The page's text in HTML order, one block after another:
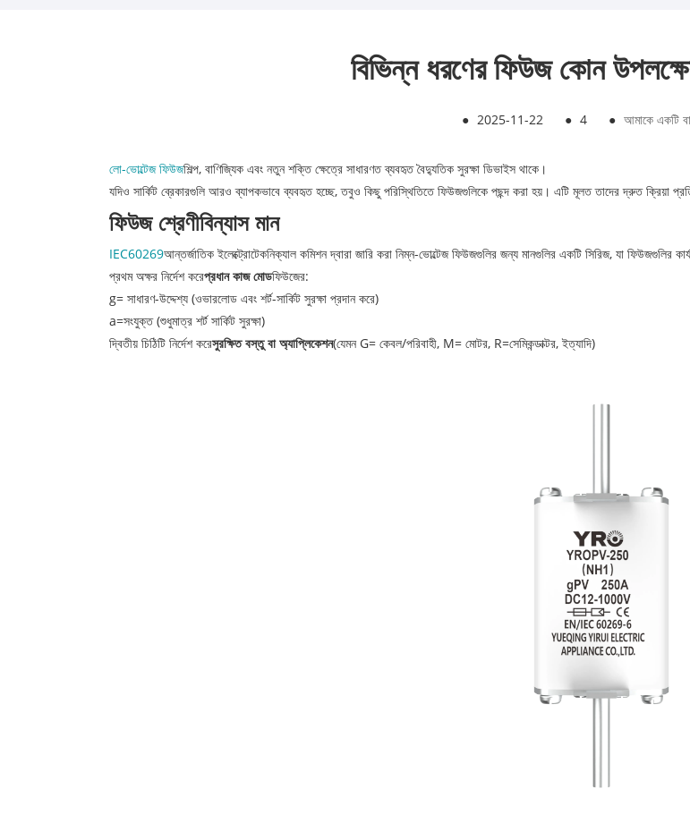
বিভিন্ন ধরণের ফিউজ কোন
● 2025-11-22 ● 4 ● আমাকে একটি
লো-ভোল্টেজ ফিউজশিল্প, বাণিজ্যিক এবং নতুন শক্তি ক্ষেত্রে সাধারণত ব্যবহৃত বৈদ্যুতিক সুরক্ষা ডিভাইস থাকে।
যদিও সার্কিট ব্রেকারগুলি আরও ব্যাপকভাবে ব্যবহৃত হচ্ছে, তবুও কিছু পরিস্থিতিতে ফিউজগুলিকে পছন্দ করা হয়। এটি মূলত তাদের দ্রুত ক্রিয়া
ফিউজ শ্রেণীবিন্যাস মান
IEC60269আন্তর্জাতিক ইলেক্ট্রোটেকনিক্যাল কমিশন দ্বারা জারি করা নিম্ন-ভোল্টেজ ফিউজগুলির জন্য মানগুলির একটি সিরিজ, যা
প্রথম অক্ষর নির্দেশ করেপ্রধান কাজ মোডফিউজের:
g= সাধারণ-উদ্দেশ্য (ওভারলোড এবং শর্ট-সার্কিট সুরক্ষা প্রদান করে)
a=সংযুক্ত (শুধুমাত্র শর্ট সার্কিট সুরক্ষা)
দ্বিতীয় চিঠিটি নির্দেশ করেসুরক্ষিত বস্তু বা অ্যাপ্লিকেশন(যেমন G= কেবল/পরিবাহী, M= মোটর, R=সেমিকন্ডাক্টর, ইত্যাদি)